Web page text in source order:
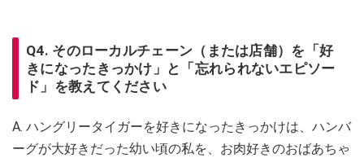
Q4. そのローカルチェーン（または店舗）を「好
きになったきっかけ」と「忘れられないエピソー
ド」を教えてください
A. ハングリータイガーを好きになったきっかけは、ハンバ
ーグが大好きだった幼い頃の私を、お肉好きのおばあちゃ